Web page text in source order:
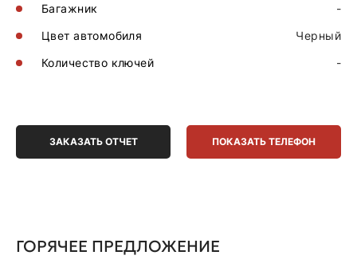
Багажник
-
Цвет автомобиля
Черный
Количество ключей
-
ЗАКАЗАТЬ ОТЧЕТ ПОКАЗАТЬ ТЕЛЕФОН
ГОРЯЧЕЕ ПРЕДЛОЖЕНИЕ